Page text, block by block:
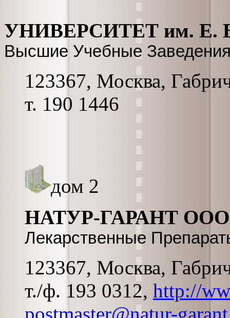
УНИВЕРСИТЕТ им. Е.
Высшие Учебные
123367, Москва,
т. 190 1446
дом 2
НАТУР-ГАРАНТ ООО
Лекарственные
123367, Москва,
т./ф. 193 0312, http://